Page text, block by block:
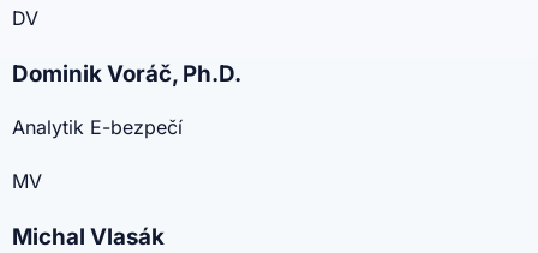
DV
Dominik Voráč, Ph.D.
Analytik E-bezpečí
MV
Michal Vlasák